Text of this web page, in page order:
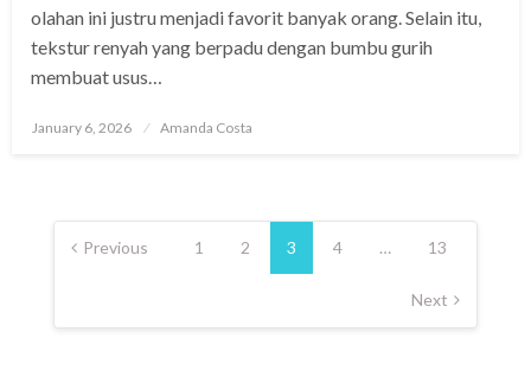
olahan ini justru menjadi favorit banyak orang. Selain itu,
tekstur renyah yang berpadu dengan bumbu gurih
membuat usus…
Posted
January 6, 2026 Amanda Costa
Posts
pagination
Previous 1 2 3 4 … 13
Next